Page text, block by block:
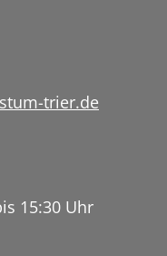
trier.de
15:30 Uhr